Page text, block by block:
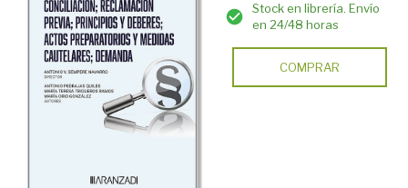
Stock en librería. Envío
en 24/48 horas
COMPRAR